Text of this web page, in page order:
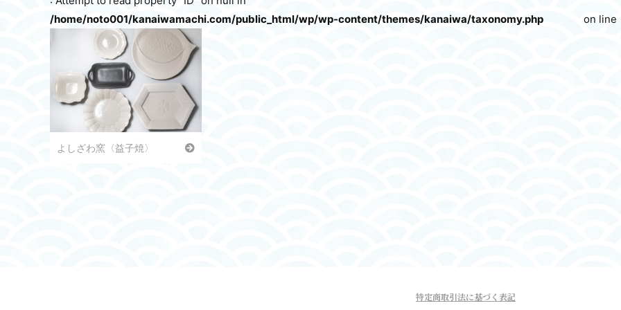
/home/noto001/kanaiwamachi.com/public_html/wp/wp-content/themes/kanaiwa/taxonomy.php
on line
よしざわ窯〈益子焼〉
特定商取引法に基づく表記